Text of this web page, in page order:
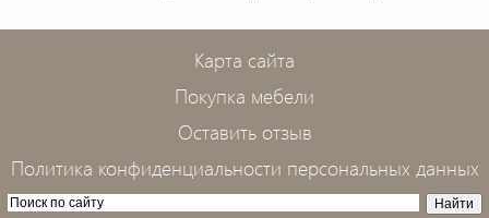
Карта сайта
Покупка мебели
Оставить отзыв
Политика конфиденциальности персональных данных